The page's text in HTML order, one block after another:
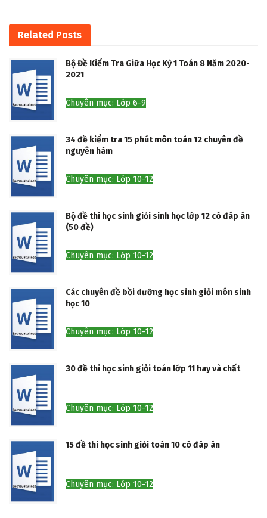
Related Posts
Bộ Đề Kiểm Tra Giữa Học Kỳ 1 Toán 8 Năm 2020-
2021
Chuyên mục: Lớp 6-9
34 đề kiểm tra 15 phút môn toán 12 chuyên đề
nguyên hàm
Chuyên mục: Lớp 10-12
Bộ đề thi học sinh giỏi sinh học lớp 12 có đáp án
(50 đề)
Chuyên mục: Lớp 10-12
Các chuyên đề bồi dưỡng học sinh giỏi môn sinh
học 10
Chuyên mục: Lớp 10-12
30 đề thi học sinh giỏi toán lớp 11 hay và chất
Chuyên mục: Lớp 10-12
15 đề thi học sinh giỏi toán 10 có đáp án
Chuyên mục: Lớp 10-12